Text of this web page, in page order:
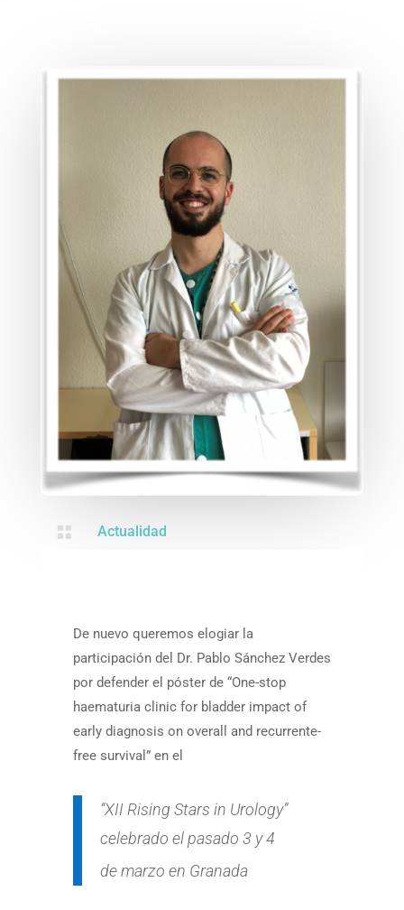
 Actualidad
De nuevo queremos elogiar la
participación del Dr. Pablo Sánchez Verdes
por defender el póster de “One-stop
haematuria clinic for bladder impact of
early diagnosis on overall and recurrente-
free survival” en el
“XII Rising Stars in Urology”
celebrado el pasado 3 y 4
de marzo en Granada